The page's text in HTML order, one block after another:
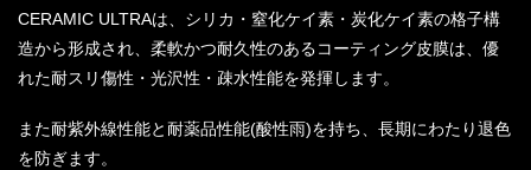
CERAMIC ULTRAは、シリカ・窒化ケイ素・炭化ケイ素の格子構
造から形成され、柔軟かつ耐久性のあるコーティング皮膜は、優
れた耐スリ傷性・光沢性・疎水性能を発揮します。
また耐紫外線性能と耐薬品性能(酸性雨)を持ち、長期にわたり退色
を防ぎます。